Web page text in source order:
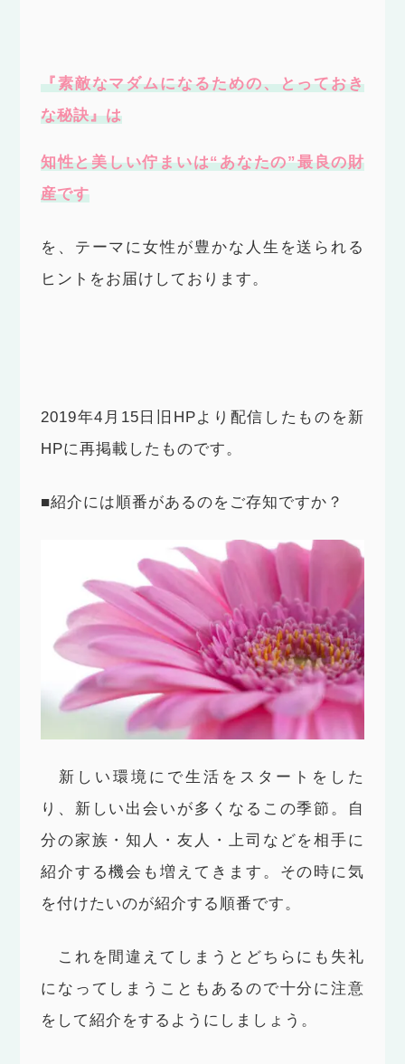
『素敵なマダムになるための、とっておき
な秘訣』は
知性と美しい佇まいは“あなたの”最良の財
産です
を、テーマに女性が豊かな人生を送られる
ヒントをお届けしております。
2019年4月15日旧HPより配信したものを新
HPに再掲載したものです。
■紹介には順番があるのをご存知ですか？
新しい環境にで生活をスタートをした
り、新しい出会いが多くなるこの季節。自
分の家族・知人・友人・上司などを相手に
紹介する機会も増えてきます。その時に気
を付けたいのが紹介する順番です。
これを間違えてしまうとどちらにも失礼
になってしまうこともあるので十分に注意
をして紹介をするようにしましょう。